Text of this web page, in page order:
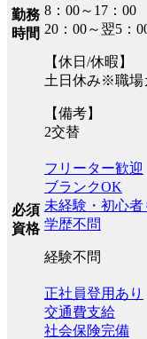
勤務
時間
8：00～17：00
20：00～翌5：
【休日/休暇】
土日休み※職場
【備考】
2交替
必須
資格
フリーター歓迎
ブランクOK
未経験・初心者
学歴不問
経験不問
正社員登用あり
交通費支給
社会保険完備